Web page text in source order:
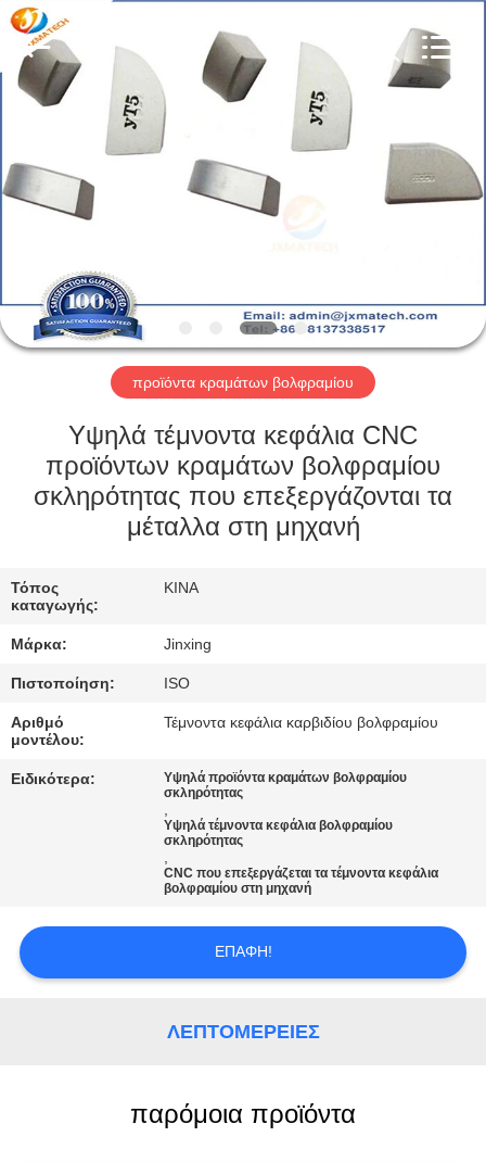
ΣΠΊΤΙ
ΠΡΟΪΌΝΤΑ
ΕΜΕΊΣ
ΓΎΡΟΣ
ΕΡΓΟΣΤΑΣΊΩΝ
ΜΑΣ
ΕΛΆΤΕ
ΜΕ
ΕΙΔΉΣΕΙΣ
ΠΕΡΙΠΤΏΣΕΙΣ
ΑΠΌΣΠΑΣΜΑ
SITEMAP
LTD.
All
Rights
Reserved.
Developed
ECER
προϊόντα κραμάτων βολφραμίου
Υψηλά τέμνοντα κεφάλια CNC
προϊόντων κραμάτων βολφραμίου
σκληρότητας που επεξεργάζονται τα
μέταλλα στη μηχανή
Τόπος
καταγωγής:
ΚΙΝΑ
Μάρκα: Jinxing
Πιστοποίηση: ISO
Αριθμό
μοντέλου:
Τέμνοντα κεφάλια καρβιδίου βολφραμίου
Ειδικότερα:
Υψηλά προϊόντα κραμάτων βολφραμίου
σκληρότητας
,
Υψηλά τέμνοντα κεφάλια βολφραμίου
σκληρότητας
,
CNC που επεξεργάζεται τα τέμνοντα κεφάλια
βολφραμίου στη μηχανή
ΕΠΑΦΉ!
ΛΕΠΤΟΜΈΡΕΙΕΣ
παρόμοια προϊόντα